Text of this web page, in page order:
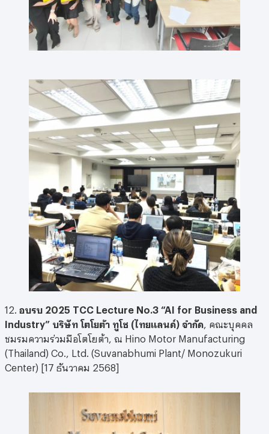
12. อบรบ 2025 TCC Lecture No.3 “AI for Business and
Industry” บริษัท โตโยต้า ทูโช (ไทยแลนด์) จำกัด , คณะบุคคล
ชมรมความร่วมมือโตโยต้า, ณ Hino Motor Manufacturing
(Thailand) Co., Ltd. (Suvanabhumi Plant/ Monozukuri
Center) [17 ธันวาคม 2568]